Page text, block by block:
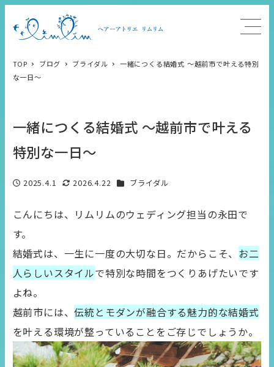
TOP ブログ ブライダル
一緒につくる結婚式 〜越前市で叶える特別
な一日〜
一緒につくる結婚式 〜越前市で叶える
特別な一日〜
投稿日
2025.4.1
更新日
2026.4.22 カテゴリー
ブライダル
こんにちは、リムリムのウェディング担当の永田で
す。
結婚式は、一生に一度の大切な日。だからこそ、 お二
人らしいスタイルで特別な時間をつくりあげたいです
よね。
越前市には、伝統とモダンが融合する魅力的な結婚式
を叶える環境が整っていることをご存じでしょうか。